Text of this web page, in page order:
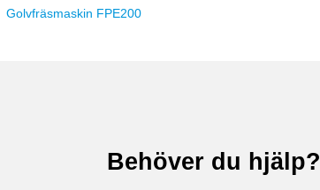
Golvfräsmaskin FPE200
Behöver du hjälp?